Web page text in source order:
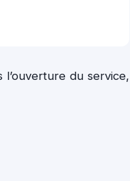
l’ouverture du service,